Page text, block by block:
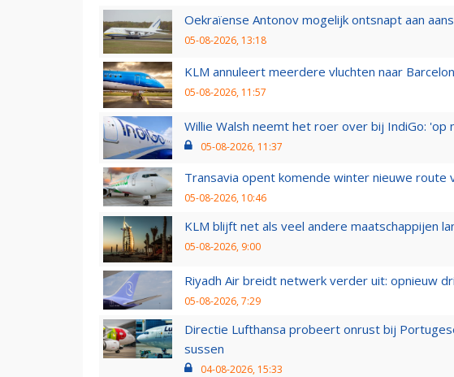
Oekraïense Antonov mogelijk ontsnapt aan
05-08-2026, 13:18
KLM annuleert meerdere vluchten naar
05-08-2026, 11:57
Willie Walsh neemt het roer over bij IndiGo: 'op
05-08-2026, 11:37
Transavia opent komende winter nieuwe route
05-08-2026, 10:46
KLM blijft net als veel andere maatschappijen
05-08-2026, 9:00
Riyadh Air breidt netwerk verder uit: opnieuw
05-08-2026, 7:29
Directie Lufthansa probeert onrust bij
sussen
04-08-2026, 15:33